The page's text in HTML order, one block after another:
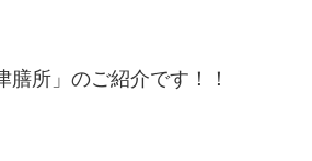
膳所」のご紹介です！！